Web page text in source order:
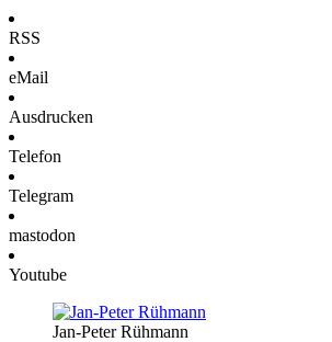
RSS
eMail
Ausdrucken
Telefon
Telegram
mastodon
Youtube
Jan-Peter Rühmann